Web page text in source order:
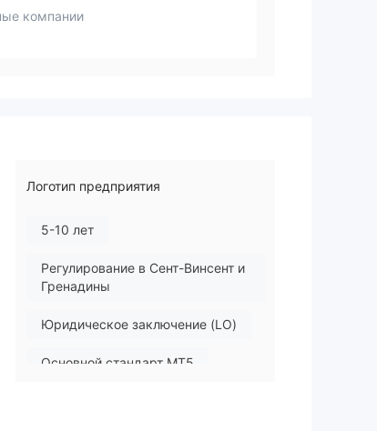
компании
Логотип предприятия
5-10 лет
Регулирование в Сент-Винсент и
Гренадины
Юридическое заключение (LO)
Основной стандарт MT5